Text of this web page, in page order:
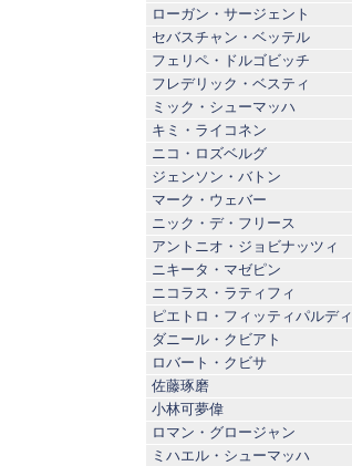
ローガン・サージェント
セバスチャン・ベッテル
フェリペ・ドルゴビッチ
フレデリック・ベスティ
ミック・シューマッハ
キミ・ライコネン
ニコ・ロズベルグ
ジェンソン・バトン
マーク・ウェバー
ニック・デ・フリース
アントニオ・ジョビナッツィ
ニキータ・マゼピン
ニコラス・ラティフィ
ピエトロ・フィッティパルディ
ダニール・クビアト
ロバート・クビサ
佐藤琢磨
小林可夢偉
ロマン・グロージャン
ミハエル・シューマッハ